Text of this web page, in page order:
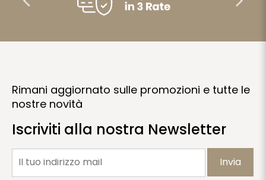
Rimani aggiornato sulle promozioni e tutte le
nostre novità
Iscriviti alla nostra Newsletter
Invia